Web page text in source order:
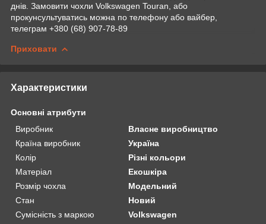
днів. Замовити чохли Volkswagen Touran, або
прокунсультуватись можна по телефону або вайбер,
телеграм +380 (68) 907-78-89
Приховати
Характеристики
Основні атрибути
Виробник
Власне виробництво
Країна виробник
Україна
Колір
Різні кольори
Матеріал
Екошкіра
Розмір чохла
Модельний
Стан
Новий
Сумісність з маркою
Volkswagen